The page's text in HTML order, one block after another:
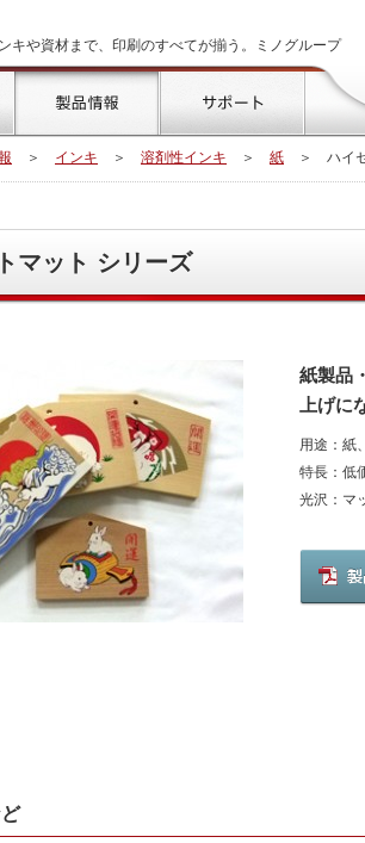
キや資材まで、印刷のすべてが揃う。ミノグループ
トップ
製品情報 サポート
＞ インキ ＞ 溶剤性インキ ＞ 紙 ＞ ハイ
マット シリーズ
紙製品
上げに
用途：紙
特長：低
光沢：マ